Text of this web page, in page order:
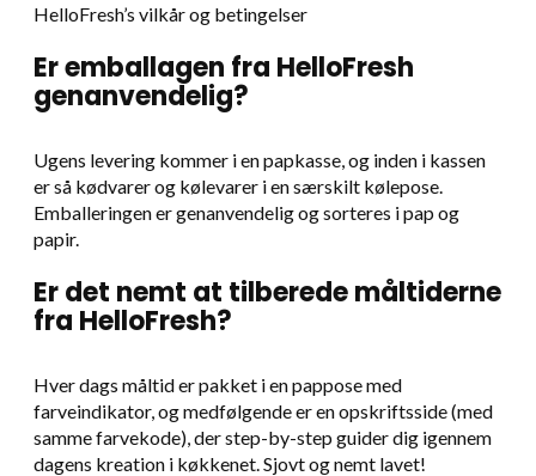
HelloFresh’s vilkår og betingelser
Er emballagen fra HelloFresh
genanvendelig?
Ugens levering kommer i en papkasse, og inden i kassen
er så kødvarer og kølevarer i en særskilt kølepose.
Emballeringen er genanvendelig og sorteres i pap og
papir.
Er det nemt at tilberede måltiderne
fra HelloFresh?
Hver dags måltid er pakket i en pappose med
farveindikator, og medfølgende er en opskriftsside (med
samme farvekode), der step-by-step guider dig igennem
dagens kreation i køkkenet. Sjovt og nemt lavet!